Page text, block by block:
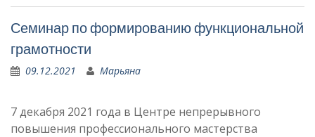
Семинар по формированию функциональной
грамотности
09.12.2021 Марьяна
7 декабря 2021 года в Центре непрерывного
повышения профессионального мастерства